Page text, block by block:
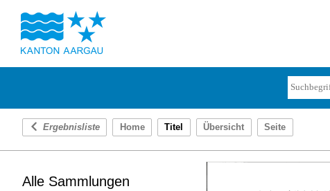
Ergebnisliste Home Titel Übersicht Seite
Alle Sammlungen